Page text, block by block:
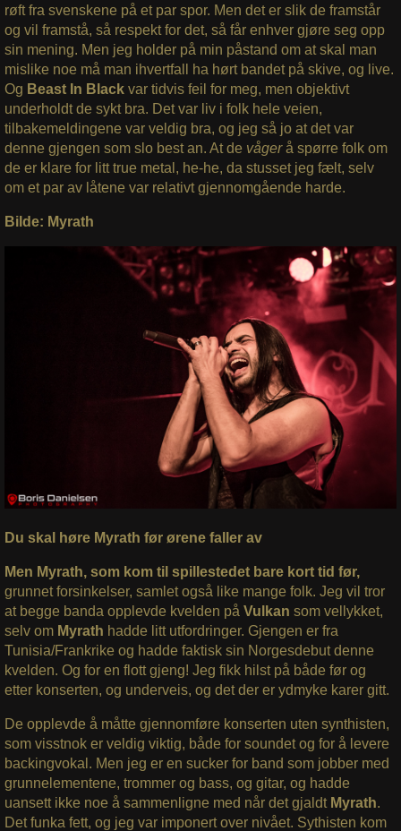
røft fra svenskene på et par spor. Men det er slik de framstår
og vil framstå, så respekt for det, så får enhver gjøre seg opp
sin mening. Men jeg holder på min påstand om at skal man
mislike noe må man ihvertfall ha hørt bandet på skive, og live.
Og Beast In Black var tidvis feil for meg, men objektivt
underholdt de sykt bra. Det var liv i folk hele veien,
tilbakemeldingene var veldig bra, og jeg så jo at det var
denne gjengen som slo best an. At de vågerå spørre folk om
de er klare for litt true metal, he-he, da stusset jeg fælt, selv
om et par av låtene var relativt gjennomgående harde.
Bilde: Myrath
Du skal høre Myrath før ørene faller av
Men Myrath, som kom til spillestedet bare kort tid før,
grunnet forsinkelser, samlet også like mange folk. Jeg vil tror
at begge banda opplevde kvelden på Vulkan som vellykket,
selv om Myrath hadde litt utfordringer. Gjengen er fra
Tunisia/Frankrike og hadde faktisk sin Norgesdebut denne
kvelden. Og for en flott gjeng! Jeg fikk hilst på både før og
etter konserten, og underveis, og det der er ydmyke karer gitt.
De opplevde å måtte gjennomføre konserten uten synthisten,
som visstnok er veldig viktig, både for soundet og for å levere
backingvokal. Men jeg er en sucker for band som jobber med
grunnelementene, trommer og bass, og gitar, og hadde
uansett ikke noe å sammenligne med når det gjaldt Myrath.
Det funka fett, og jeg var imponert over nivået. Sythisten kom